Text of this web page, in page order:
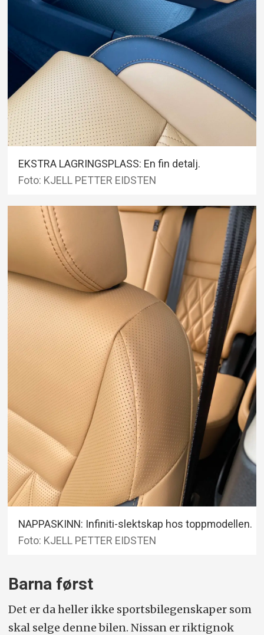
EKSTRA LAGRINGSPLASS: En fin detalj.
Foto: KJELL PETTER EIDSTEN
NAPPASKINN: Infiniti-slektskap hos toppmodellen.
Foto: KJELL PETTER EIDSTEN
Barna først
Det er da heller ikke sportsbilegenskaper som
skal selge denne bilen. Nissan er riktignok